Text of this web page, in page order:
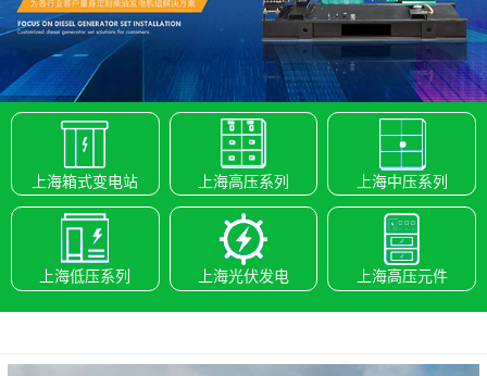
上海箱式变电站 上海高压系列 上海中压系列
上海低压系列 上海光伏发电 上海高压元件